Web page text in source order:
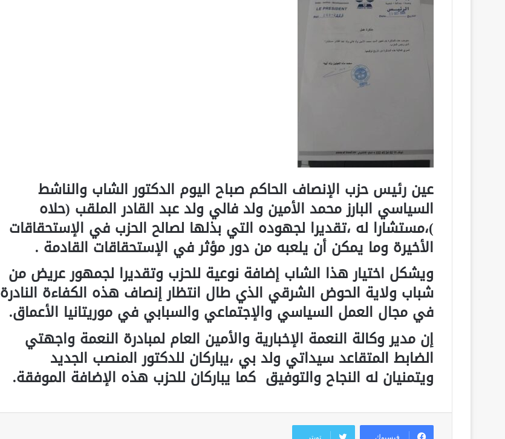
عين رئيس حزب الإنصاف الحاكم صباح اليوم الدكتور الشاب والناشط
السياسي البارز محمد الأمين ولد فالي ولد عبد القادر الملقب (حلاه
)،مستشارا له ،تقديرا لجهوده التي بذلها لصالح الحزب في الإستحقاقات
الأخيرة وما يمكن أن يلعبه من دور مؤثر في الإستحقاقات القادمة .
ويشكل اختيار هذا الشاب إضافة نوعية للحزب وتقديرا لجمهور عريض من
شباب ولاية الحوض الشرقي الذي طال انتظار إنصاف هذه الكفاءة النادرة
في مجال العمل السياسي والإجتماعي والسبابي في موريتانيا الأعماق.
إن مدير وكالة النعمة الإخبارية والأمين العام لمبادرة النعمة واجهتي
الضابط المتقاعد سيداتي ولد بي ،يباركان للدكتور المنصب الجديد
ويتمنيان له النجاح والتوفيق كما يباركان للحزب هذه الإضافة الموفقة.
فيسبوك تويتر